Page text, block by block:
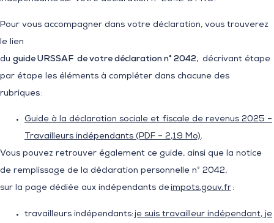
Pour vous accompagner dans votre déclaration, vous trouverez
le lien
du guide URSSAF de votre déclaration n° 2042, décrivant étape
par étape les éléments à compléter dans chacune des
rubriques :
Guide à la déclaration sociale et fiscale de revenus 2025 –
Travailleurs indépendants (PDF – 2,19 Mo).
Vous pouvez retrouver également ce guide, ainsi que la notice
de remplissage de la déclaration personnelle n° 2042,
sur la page dédiée aux indépendants deimpots.gouv.fr :
travailleurs indépendants: je suis travailleur indépendant, je